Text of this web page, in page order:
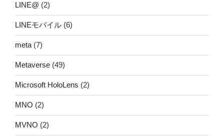
LINE@ (2)
LINEモバイル (6)
meta (7)
Metaverse (49)
Microsoft HoloLens (2)
MNO (2)
MVNO (2)